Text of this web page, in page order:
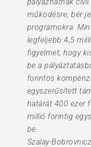
működésre, bér
programokra.
legfeljebb 4,5
figyelmet, hogy
be a
forintos
egyszerűsített
határát 400 ezer
millió forintig
be.
Szalay-